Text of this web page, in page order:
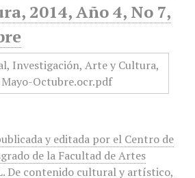
2014, Año 4, No 7,
y editada por el Centro de
de la Facultad de Artes
De contenido cultural y artístico,